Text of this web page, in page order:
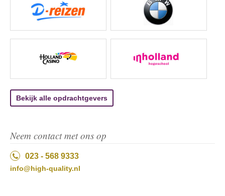
Bekijk alle opdrachtgevers
Neem contact met ons op
023 - 568 9333
info@high-quality.nl